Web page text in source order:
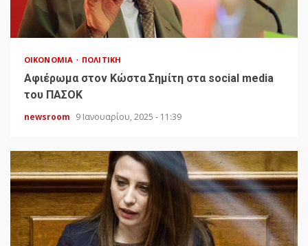
ΟΙΚΟΝΟΜΊΑ ΠΟΛΙΤΙΚΉ
Αφιέρωμα στον Κώστα Σημίτη στα social media
του ΠΑΣΟΚ
newsroom 9 Ιανουαρίου, 2025 - 11:39